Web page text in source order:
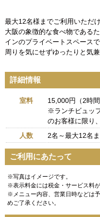
最大12名様までご利用いただ
大阪の象徴的な食べ物である
インのプライベートスペース
周りを気にせずゆったりと気
詳細情報
室料
15,000円（2時間
※ランチビュッ
のお客様に限り
人数
2名～最大12名
ご利用にあたって
※写真はイメージです。
※表示料金には税金・サービス料が
※メニュー内容、営業日時などは
めご了承ください。